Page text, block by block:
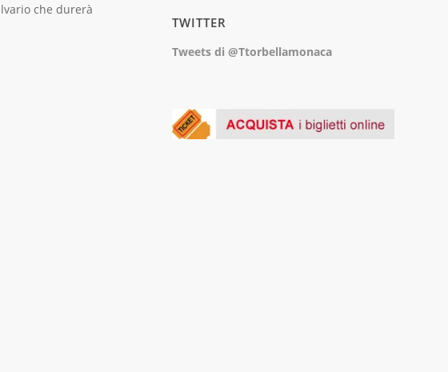
che durerà
TWITTER
Tweets di @Ttorbellamonaca